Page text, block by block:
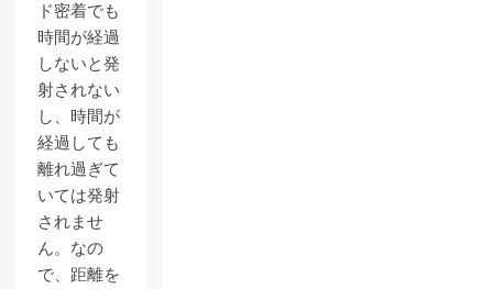
ド密着でも
時間が経過
しないと発
射されない
し、時間が
経過しても
離れ過ぎて
いては発射
されませ
ん。なの
で、距離を